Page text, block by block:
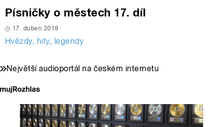
Písničky o městech 17. díl
17. duben 2019
Hvězdy, hity, legendy
Největší audioportál na českém internetu